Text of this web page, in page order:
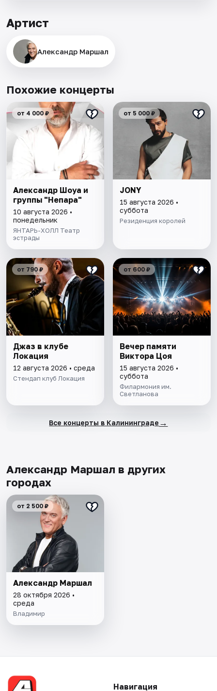
Артист
Александр Маршал
Похожие концерты
от 4 000 ₽
Александр Шоуа и
группы "Непара"
10 августа 2026 •
понедельник
ЯНТАРЬ-ХОЛЛ Театр
эстрады
от 5 000 ₽
JONY
15 августа 2026 •
суббота
Резиденция королей
от 790 ₽
Джаз в клубе
Локация
12 августа 2026 • среда
Стендап клуб Локация
от 600 ₽
Вечер памяти
Виктора Цоя
15 августа 2026 •
суббота
Филармония им.
Светланова
Все концерты в Калининграде →
Александр Маршал в других
городах
от 2 500 ₽
Александр Маршал
28 октября 2026 •
среда
Владимир
Навигация